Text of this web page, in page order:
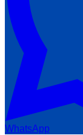
WhatsApp